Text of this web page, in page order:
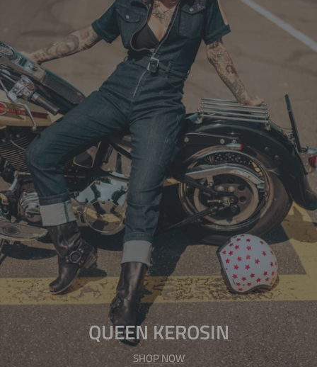
QUEEN KEROSIN
SHOP NOW